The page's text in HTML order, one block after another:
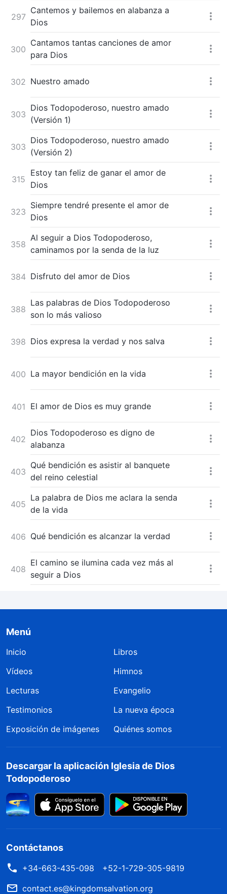
297
Cantemos y bailemos en alabanza a
Dios
300
Cantamos tantas canciones de amor
para Dios
302 Nuestro amado
303
Dios Todopoderoso, nuestro amado
(Versión 1)
303
Dios Todopoderoso, nuestro amado
(Versión 2)
315
Estoy tan feliz de ganar el amor de
Dios
323
Siempre tendré presente el amor de
Dios
358
Al seguir a Dios Todopoderoso,
caminamos por la senda de la luz
384 Disfruto del amor de Dios
388
Las palabras de Dios Todopoderoso
son lo más valioso
398 Dios expresa la verdad y nos salva
400 La mayor bendición en la vida
401 El amor de Dios es muy grande
402
Dios Todopoderoso es digno de
alabanza
403
Qué bendición es asistir al banquete
del reino celestial
405
La palabra de Dios me aclara la senda
de la vida
406 Qué bendición es alcanzar la verdad
408
El camino se ilumina cada vez más al
seguir a Dios
Menú
Inicio
Libros
Vídeos
Himnos
Lecturas
Evangelio
Testimonios
La nueva época
Exposición de imágenes
Quiénes somos
Descargar la aplicación Iglesia de Dios
Todopoderoso
Contáctanos
+34-663-435-098
+52-1-729-305-9819
contact.es@kingdomsalvation.org